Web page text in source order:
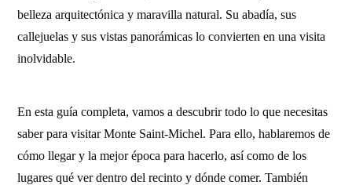
belleza arquitectónica y maravilla natural. Su abadía, sus
callejuelas y sus vistas panorámicas lo convierten en una visita
inolvidable.
En esta guía completa, vamos a descubrir todo lo que necesitas
saber para visitar Monte Saint-Michel. Para ello, hablaremos de
cómo llegar y la mejor época para hacerlo, así como de los
lugares qué ver dentro del recinto y dónde comer. También